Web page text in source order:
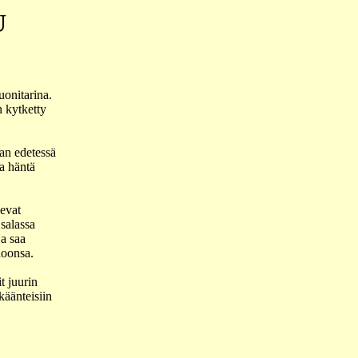
kytketty
edetessä
häntä
saa
juurin